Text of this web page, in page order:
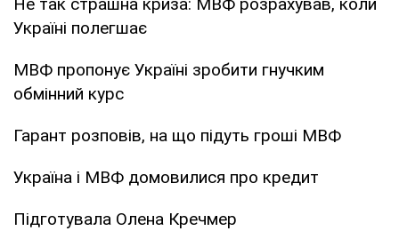
Україні полегшає
МВФ пропонує Україні зробити гнучким
обмінний курс
Гарант розповів, на що підуть гроші МВФ
Україна і МВФ домовилися про кредит
Підготувала Олена Кречмер